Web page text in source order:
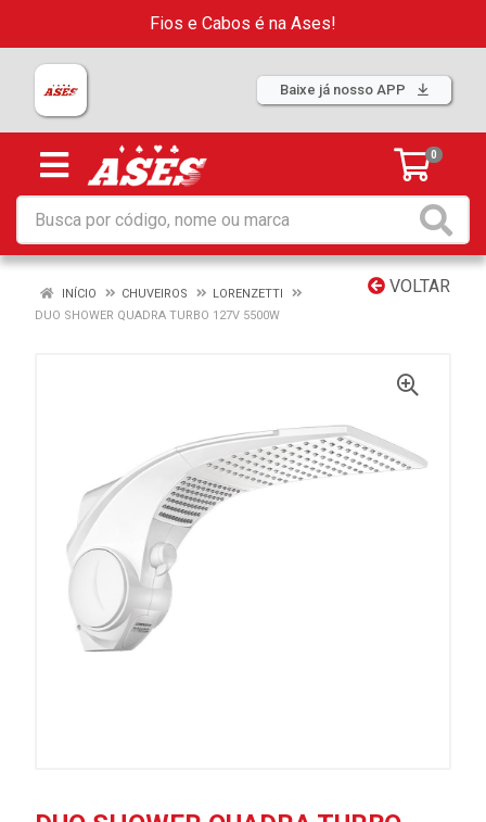
Fios e Cabos é na Ases!
Baixe já nosso APP
0
VOLTAR
INÍCIO CHUVEIROS
LORENZETTI
DUO SHOWER QUADRA TURBO 127V 5500W